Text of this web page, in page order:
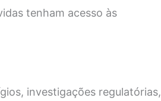
tenham acesso às
investigações regulatórias,